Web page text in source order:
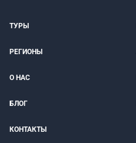
ТУРЫ
РЕГИОНЫ
О НАС
БЛОГ
КОНТАКТЫ